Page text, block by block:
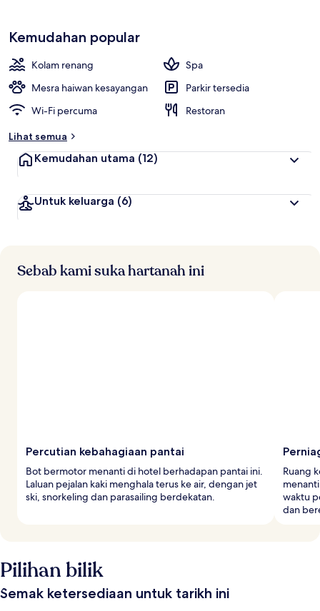
Kemudahan popular
Kolam renang
Spa
Mesra haiwan kesayangan
Parkir tersedia
Wi-Fi percuma
Restoran
Lihat semua
Kemudahan utama (12)
Untuk keluarga (6)
Sebab kami suka hartanah ini
Percutian kebahagiaan pantai
Bot bermotor menanti di hotel berhadapan pantai ini.
Laluan pejalan kaki menghala terus ke air, dengan jet
ski, snorkeling dan parasailing berdekatan.
Ruang
waktu
dan
Pilihan bilik
Semak ketersediaan untuk tarikh ini